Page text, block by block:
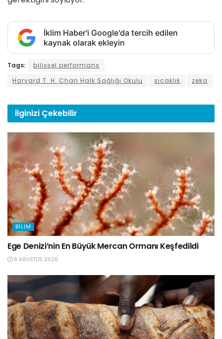
İklim Haber'i Google'da tercih edilen
kaynak olarak ekleyin
Tags:
bilişsel performans
Harvard T. H. Chan Halk Sağlığı Okulu
sıcaklık zeka
İlginizi Çekebilir
BILIM
Ege Denizi’nin En Büyük Mercan Ormanı Keşfedildi
6 AĞUSTOS 2026